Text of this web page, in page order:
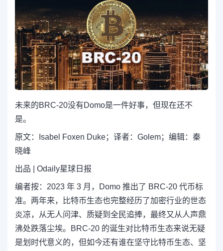
未来的BRC-20没有Domo是一件好事，但现在还不
是。
原文： Isabel Foxen Duke；译者： Golem；编辑：秦
晓峰
出品 Odaily星球日报
编者按： 2023 年 3 月，Domo 推出了 BRC-20 代币标
准。两年来，比特币生态也完整经历了加密行业的世态
炎凉，从无人问津、质疑到全民追捧，最终又从人声鼎
沸处跌落尘埃。BRC-20 的诞生对比特币生态来说无疑
是划时代意义的，但如今还有谁在坚守比特币生态、坚